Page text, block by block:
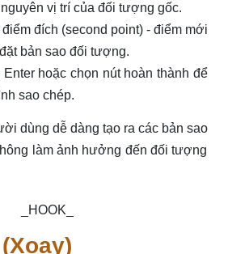
vị trí của đối tượng gốc.
đích (second point) - điểm mới
bản sao đối tượng.
hoặc chọn nút hoàn thành để
sao chép.
dùng dễ dàng tạo ra các bản sao
làm ảnh hưởng đến đối tượng
_HOOK_